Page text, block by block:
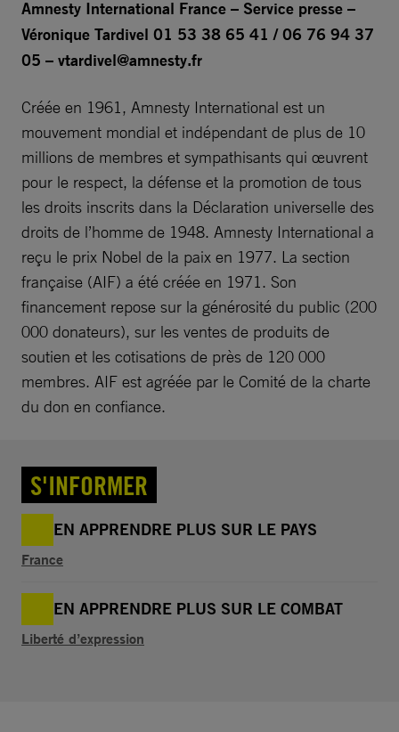
Amnesty International France – Service presse –
Véronique Tardivel 01 53 38 65 41 / 06 76 94 37
05 – vtardivel@amnesty.fr
Créée en 1961, Amnesty International est un
mouvement mondial et indépendant de plus de 10
millions de membres et sympathisants qui œuvrent
pour le respect, la défense et la promotion de tous
les droits inscrits dans la Déclaration universelle des
droits de l’homme de 1948. Amnesty International a
reçu le prix Nobel de la paix en 1977. La section
française (AIF) a été créée en 1971. Son
financement repose sur la générosité du public (200
000 donateurs), sur les ventes de produits de
soutien et les cotisations de près de 120 000
membres. AIF est agréée par le Comité de la charte
du don en confiance.
S'INFORMER
EN APPRENDRE PLUS SUR LE PAYS
France
EN APPRENDRE PLUS SUR LE COMBAT
Liberté d’expression